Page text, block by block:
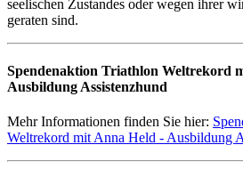
seelischen Zustandes oder wegen ihrer
geraten sind.
Spendenaktion Triathlon Weltrekord
Ausbildung Assistenzhund
Mehr Informationen finden Sie hier:
Weltrekord mit Anna Held - Ausbildung